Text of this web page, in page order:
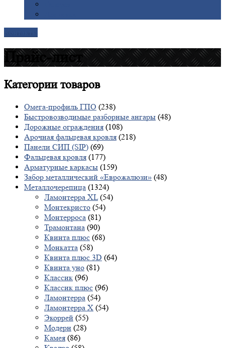
Прайс-лист
Категориитоваров
Омега-профиль ГПО (238)
Быстровозводимые разборные ангары (48)
Дорожные ограждения (108)
Арочная фальцевая кровля (218)
Панели СИП (SIP) (69)
Фальцевая кровля (177)
Арматурные каркасы (159)
Забор металлический «Еврожалюзи» (48)
Металлочерепица (1324)
Ламонтерра XL (54)
Монтекристо (54)
Монтерроса (81)
Трамонтана (90)
Квинта плюс (68)
Монкатта (58)
Квинта плюс 3D (64)
Квинта уно (81)
Классик (96)
Классик плюс (96)
Ламонтерра (54)
Ламонтерра X (54)
Экоррей (55)
Модерн (28)
Камея (86)